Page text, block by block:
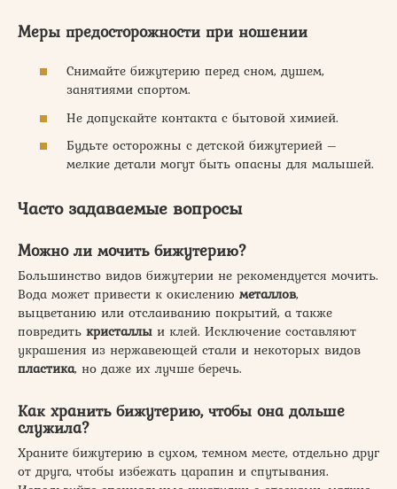
Меры предосторожности при ношении
Снимайте бижутерию перед сном, душем,
занятиями спортом.
Не допускайте контакта с бытовой химией.
Будьте осторожны с детской бижутерией –
мелкие детали могут быть опасны для малышей.
Часто задаваемые вопросы
Можно ли мочить бижутерию?
Большинство видов бижутерии не рекомендуется мочить.
Вода может привести к окислению металлов,
выцветанию или отслаиванию покрытий, а также
повредить кристаллы и клей. Исключение составляют
украшения из нержавеющей стали и некоторых видов
пластика, но даже их лучше беречь.
Как хранить бижутерию, чтобы она дольше
служила?
Храните бижутерию в сухом, темном месте, отдельно друг
от друга, чтобы избежать царапин и спутывания.